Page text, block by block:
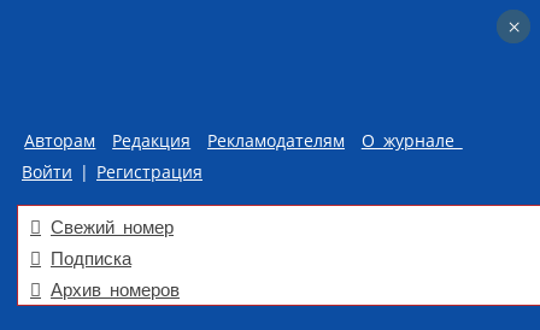
Авторам Редакция Рекламодателям
О журнале
Войти | Регистрация
Свежий номер
Подписка
Архив номеров
×
×